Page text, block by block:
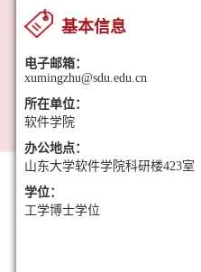
基本信息
电子邮箱：
xumingzhu@sdu.edu.cn
所在单位：
软件学院
办公地点：
山东大学软件学院科研楼423室
学位：
工学博士学位